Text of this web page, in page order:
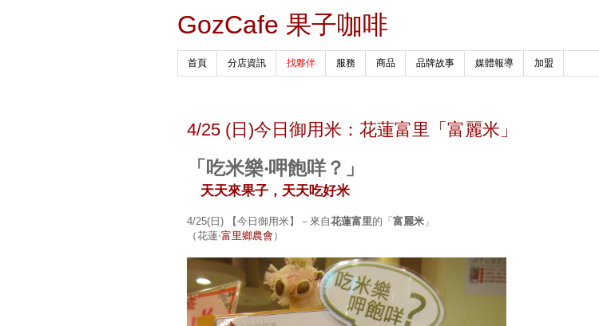
GozCafe 果子咖啡
首頁 分店資訊 找夥伴 服務 商品 品牌故事 媒體報導 加盟
4/25 (日)今日御用米：花蓮富里「富麗米」
「吃米樂‧呷飽咩？」
天天來果子，天天吃好米
4/25(日) 【今日御用米】－來自花蓮富里的「 富麗米 」
（花蓮‧富里鄉農會）